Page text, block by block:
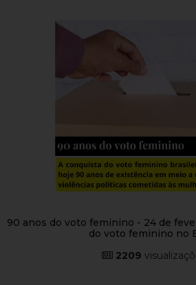
90 anos do voto feminino - 24 de
do voto feminino no
2209